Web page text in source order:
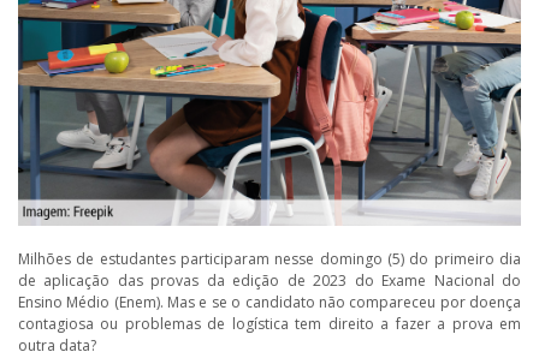
Milhões de estudantes participaram nesse domingo (5) do primeiro dia
de aplicação das provas da edição de 2023 do Exame Nacional do
Ensino Médio (Enem). Mas e se o candidato não compareceu por doença
contagiosa ou problemas de logística tem direito a fazer a prova em
outra data?